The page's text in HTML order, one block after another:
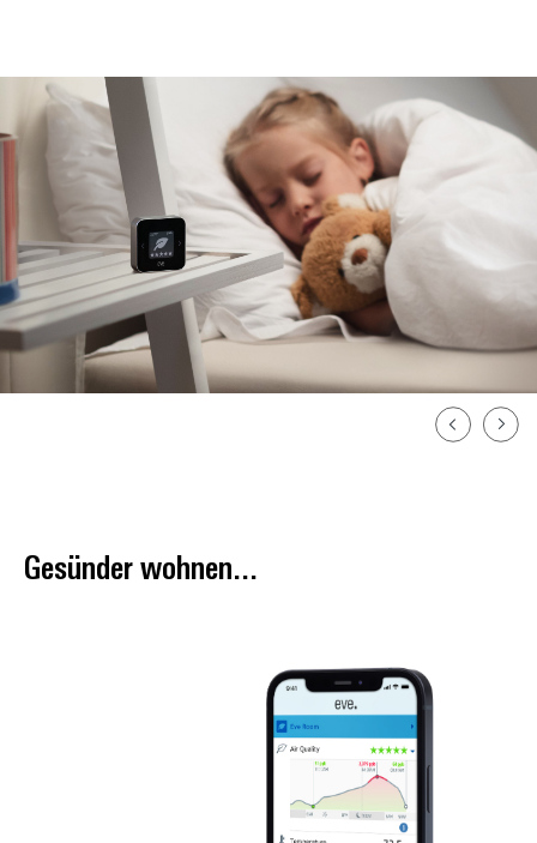
Gesünder wohnen...